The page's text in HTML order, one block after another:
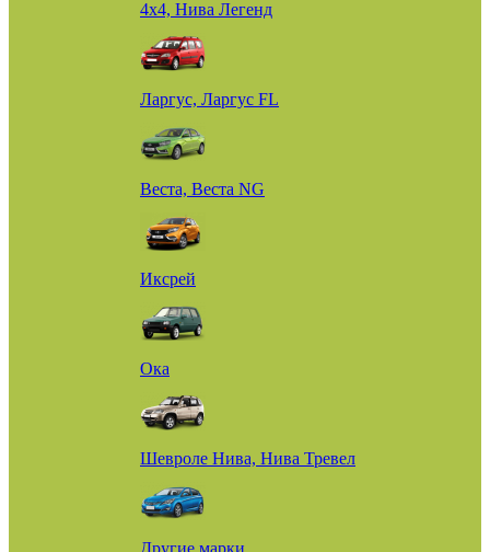
4х4, Нива Легенд
Ларгус, Ларгус FL
Веста, Веста NG
Иксрей
Ока
Шевроле Нива, Нива Тревел
Другие марки